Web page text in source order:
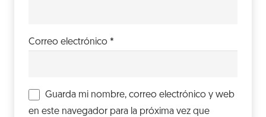
Correo electrónico *
Guarda mi nombre, correo electrónico y web
en este navegador para la próxima vez que